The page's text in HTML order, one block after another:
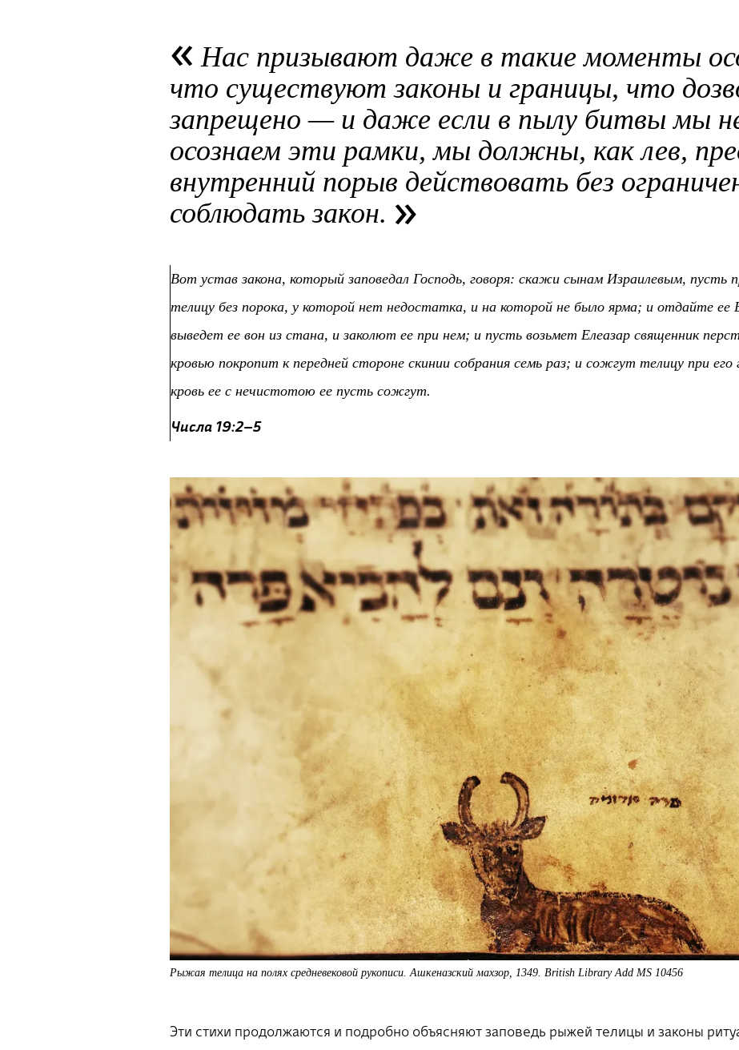
Нас призывают даже в такие моменты
что существуют законы и границы, что
запрещено — и даже если в пылу битвы мы
осознаем эти рамки, мы должны, как лев,
внутренний порыв действовать без
соблюдать закон.
Вот устав закона, который заповедал Господь, говоря: скажи сынам Израилевым,
телицу без порока, у которой нет недостатка, и на которой не было ярма; и отдайте ее
выведет ее вон из стана, и заколют ее при нем; и пусть возьмет Елеазар священник
кровью покропит к передней стороне скинии собрания семь раз; и сожгут телицу при его
кровь ее с нечистотою ее пусть сожгут.
Числа 19:2–5
Рыжая телица на полях средневековой рукописи. Ашкеназский махзор, 1349. British Library Add MS 10456
Эти стихи продолжаются и подробно объясняют заповедь рыжей телицы и законы